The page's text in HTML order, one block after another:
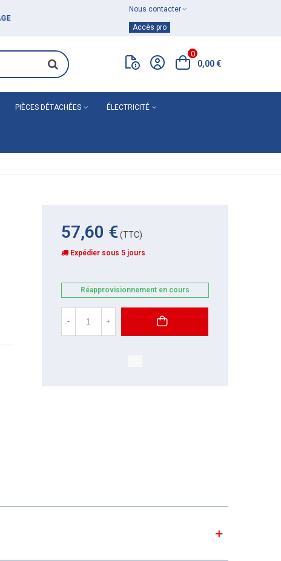
Nous contacter
Accès pro
0
0,00 €
PIÈCES DÉTACHÉES ÉLECTRICITÉ
57,60 €(TTC)
Expédier sous 5 jours
Réapprovisionnement en cours
- +